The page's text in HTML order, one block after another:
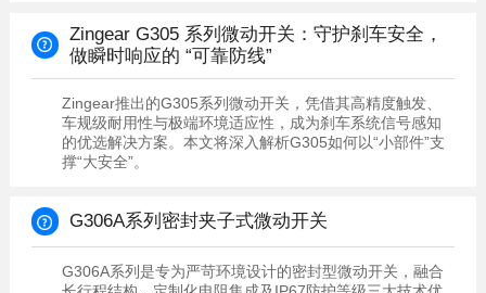
做瞬时响应的 “可靠防线”
撑“大安全”。
G306A系列密封夹子式微动开关